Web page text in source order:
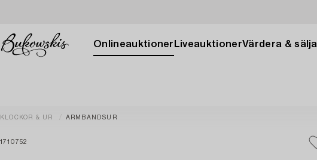
Onlineauktioner LiveauktionerVärdera & sälja
KLOCKOR & UR ARMBANDSUR
1710752